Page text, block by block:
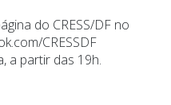
do CRESS/DF no
CRESSDF
a partir das 19h.